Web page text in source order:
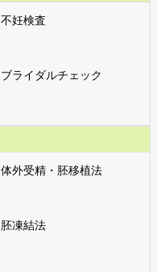
不妊検査
ブライダルチェック
体外受精・胚移植法
胚凍結法